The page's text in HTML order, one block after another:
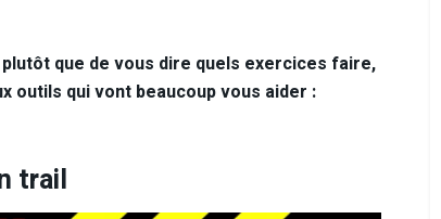
plutôt que de vous dire quels exercices faire,
outils qui vont beaucoup vous aider :
trail